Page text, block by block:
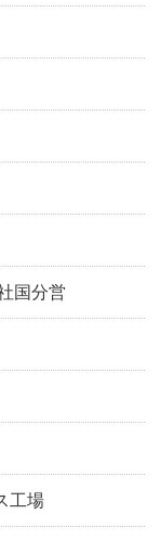
国分営
工場